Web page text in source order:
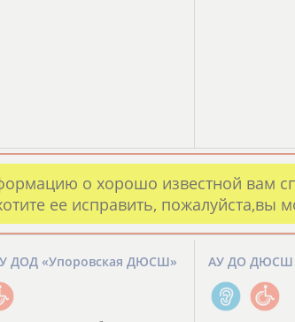
о хорошо известной вам
ее исправить, пожалуйста,вы
ДОД «Упоровская ДЮСШ» АУ ДО ДЮСШ